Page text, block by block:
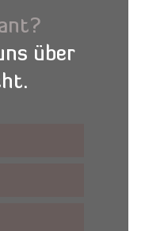
über